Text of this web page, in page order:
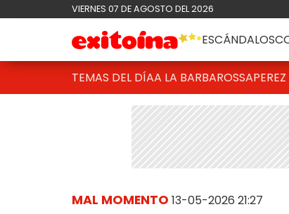
VIERNES 07 DE AGOSTO DEL 2026
ESCÁNDALOS
TEMAS DEL DÍAA LA BARBAROSSA
MAL MOMENTO 13-05-2026 21:27